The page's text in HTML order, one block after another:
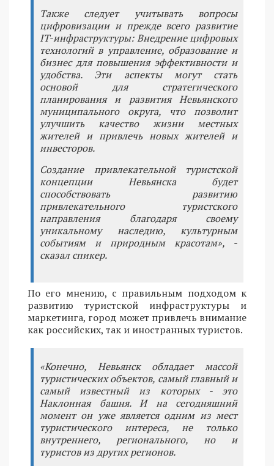
Также следует учитывать вопросы
цифровизации и прежде всего развитие
IT-инфраструктуры: Внедрение цифровых
технологий в управление, образование и
бизнес для повышения эффективности и
удобства. Эти аспекты могут стать
основой для стратегического
планирования и развития Невьянского
муниципального округа, что позволит
улучшить качество жизни местных
жителей и привлечь новых жителей и
инвесторов.
Создание привлекательной туристской
концепции Невьянска будет
способствовать развитию
привлекательного туристского
направления благодаря своему
уникальному наследию, культурным
событиям и природным красотам», -
сказал спикер.
По его мнению, с правильным подходом к
развитию туристской инфраструктуры и
маркетинга, город может привлечь внимание
как российских, так и иностранных туристов.
«Конечно, Невьянск обладает массой
туристических объектов, самый главный и
самый известный из которых - это
Наклонная башня. И на сегодняшний
момент он уже является одним из мест
туристического интереса, не только
внутреннего, регионального, но и
туристов из других регионов.